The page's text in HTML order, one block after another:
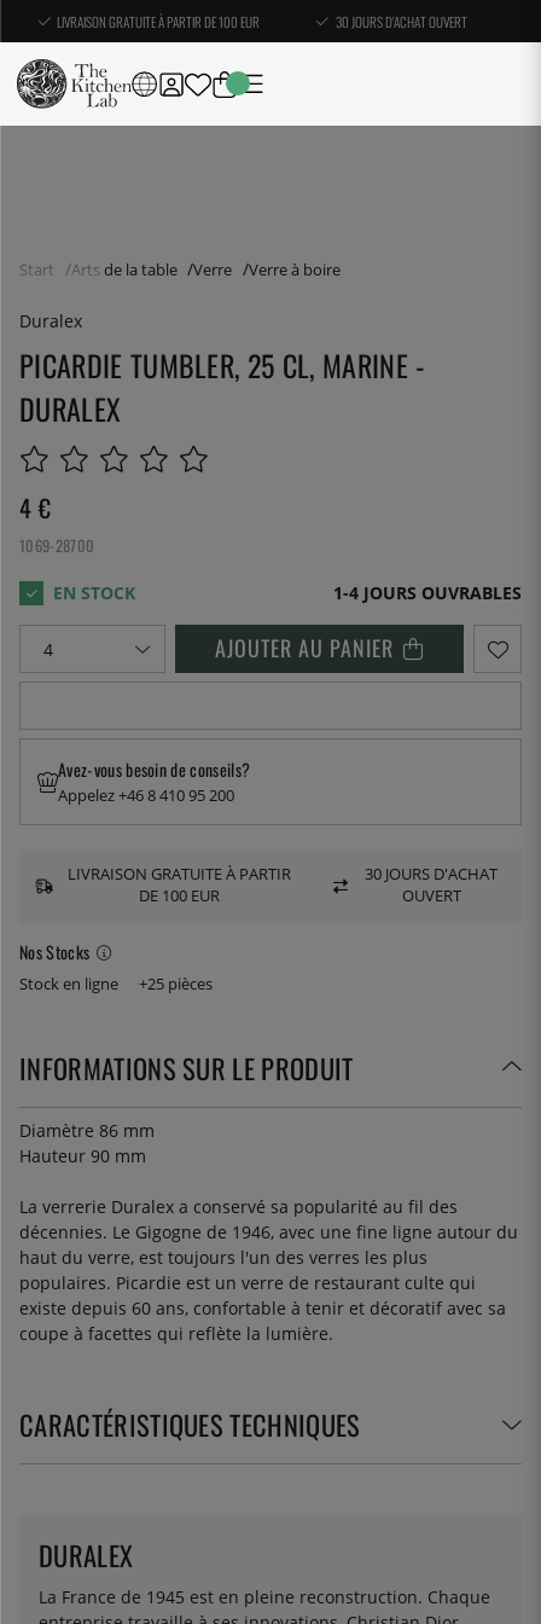
LIVRAISON GRATUITE À PARTIR DE 100 EUR 30 JOURS D'ACHAT OUVERT
Start Arts de la table Verre Verre à boire
Duralex
PICARDIE TUMBLER, 25 CL, MARINE -
DURALEX
4 €
1069-28700
1-4 JOURS OUVRABLES
AJOUTER AU PANIER
Nos Stocks
Stock en ligne +25 pièces
Avez-vous besoin de conseils?
Appelez +46 8 410 95 200
LIVRAISON GRATUITE À PARTIR
DE 100 EUR
30 JOURS D'ACHAT
OUVERT
INFORMATIONS SUR LE PRODUIT
Diamètre 86 mm
Hauteur 90 mm
La verrerie Duralex a conservé sa popularité au fil des
décennies. Le Gigogne de 1946, avec une fine ligne autour du
haut du verre, est toujours l'un des verres les plus
populaires. Picardie est un verre de restaurant culte qui
existe depuis 60 ans, confortable à tenir et décoratif avec sa
coupe à facettes qui reflète la lumière.
CARACTÉRISTIQUES TECHNIQUES
La France de 1945 est en pleine reconstruction. Chaque
DURALEX